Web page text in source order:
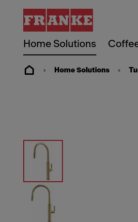
Home Solutions
Home Solutions